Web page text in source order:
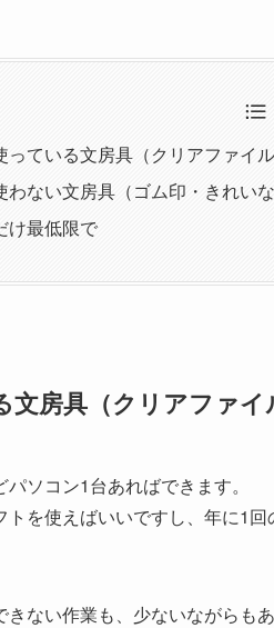
っている文房具（クリアファイ
わない文房具（ゴム印・きれい
け最低限で
文房具（クリアファイ
ソコン1台あればできます。
トを使えばいいですし、年に1
ない作業も、少ないながらもあ